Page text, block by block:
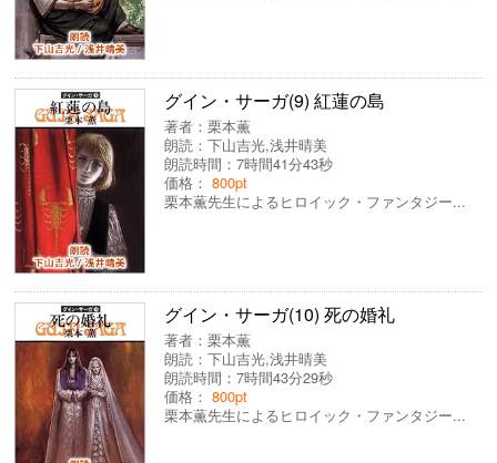
グイン・サーガ(9) 紅蓮の島
著者：栗本薫
朗読：下山吉光,浅井晴美
朗読時間：7時間41分43秒
価格：800pt
栗本薫先生によるヒロイック・ファンタジー...
グイン・サーガ(10) 死の婚礼
著者：栗本薫
朗読：下山吉光,浅井晴美
朗読時間：7時間43分29秒
価格：800pt
栗本薫先生によるヒロイック・ファンタジー...